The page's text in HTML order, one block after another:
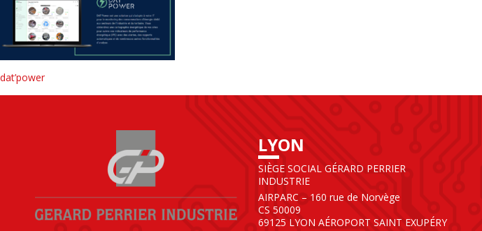
dat’power
LYON
SIÈGE SOCIAL GÉRARD PERRIER
INDUSTRIE
AIRPARC – 160 rue de Norvège
CS 50009
69125 LYON AÉROPORT SAINT EXUPÉRY